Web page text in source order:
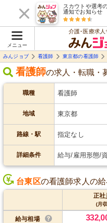
スカウトや選考
通知でお知らせ
メニュー
介護･医療求人
みんジョブ
看護師 東京都の看護師
看護師の求人・転職・
職種 看護師
地域 東京都
路線・駅 指定なし
詳細条件 給与/雇用形態/
台東区の看護師求人の
正社
(月
給与相場